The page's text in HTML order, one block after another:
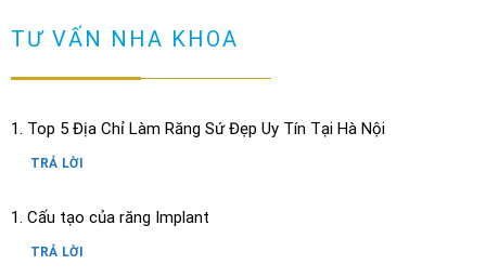
TƯ VẤN NHA KHOA
Top 5 Địa Chỉ Làm Răng Sứ Đẹp Uy Tín Tại Hà Nội
TRẢ LỜI
Cấu tạo của răng Implant
TRẢ LỜI